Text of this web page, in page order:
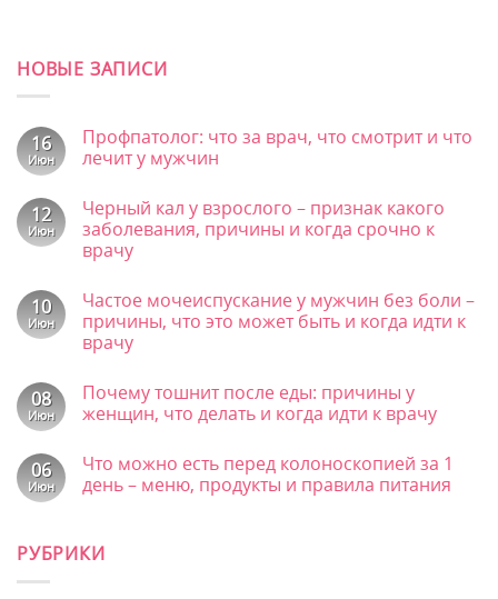
НОВЫЕ ЗАПИСИ
16
Июн
Профпатолог: что за врач, что смотрит и что
лечит у мужчин
записи
Профпатолог:
что
за
смотрит
что
лечит
у
12
Июн
Черный кал у взрослого – признак какого
заболевания, причины и когда срочно к
врачу
записи
Черный
кал
у
признак
какого
заболевания,
когда
срочно
к
10
Июн
Частое мочеиспускание у мужчин без боли –
причины, что это может быть и когда идти к
врачу
записи
Частое
мочеиспускание
без
боли
–
может
08
Июн
Почему тошнит после еды: причины у
женщин, что делать и когда идти к врачу
записи
Почему
тошнит
у
06
Июн
Что можно есть перед колоноскопией за 1
день – меню, продукты и правила питания
Что
можно
РУБРИКИ